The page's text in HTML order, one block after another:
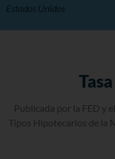
Estados Unidos
Publicada por la FED y
Tipos Hipotecarios de la